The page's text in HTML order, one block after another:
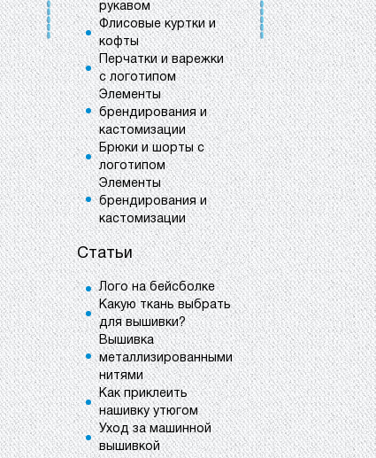
рукавом
Флисовые куртки и
кофты
Перчатки и варежки
с логотипом
Элементы
брендирования и
кастомизации
Брюки и шорты с
логотипом
Элементы
брендирования и
кастомизации
Статьи
Лого на бейсболке
Какую ткань выбрать
для вышивки?
Вышивка
металлизированными
нитями
Как приклеить
нашивку утюгом
Уход за машинной
вышивкой